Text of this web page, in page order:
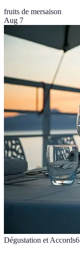
fruits de mersaison
Aug 7
Dégustation et Accords6